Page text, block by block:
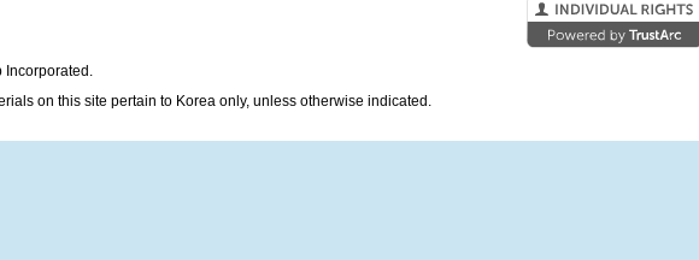
Incorporated.
on this site pertain to Korea only, unless otherwise indicated.